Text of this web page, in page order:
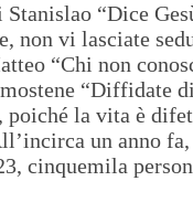
“Dice
non vi lasciate
“Chi non
“Diffidate
poiché la vita è
un anno fa,
cinquemila